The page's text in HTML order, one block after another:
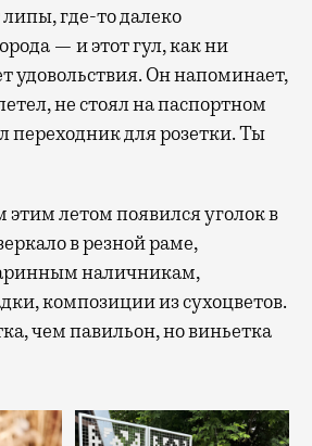
где-то далеко
— и этот гул, как ни
удовольствия. Он напоминает,
не стоял на паспортном
переходник для розетки. Ты
этим летом появился уголок в
в резной раме,
наличникам,
композиции из сухоцветов.
чем павильон, но виньетка